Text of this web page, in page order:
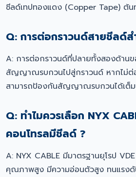
ชีลด์เทปทองแดง (Copper Tape) ต้น
Q: การต่อกราวนด์สายชีลด์
A: การต่อกราวนด์ที่ปลายทั้งสองด้าน
สัญญาณรบกวนไปสู่กราวนด์ หากไม่ต่
สามารถป้องกันสัญญาณรบกวนได้เต็ม
Q: ทำไมควรเลือก NYX
คอนโทรลมีชีลด์ ?
A: NYX CABLE มีมาตรฐานยุโรป
คุณภาพสูง มีความอ่อนตัวสูง ทนแรงดั